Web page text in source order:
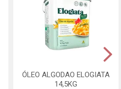
ÓLEO ALGODAO ELOGIATA
14,5KG